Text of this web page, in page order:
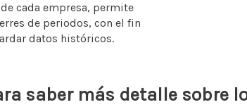
cada empresa, permite
de periodos, con el fin
datos históricos.
saber más detalle sobre